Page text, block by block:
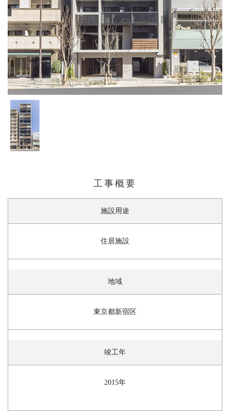
工事概要
施設用途
住居施設
地域
東京都新宿区
竣工年
2015年